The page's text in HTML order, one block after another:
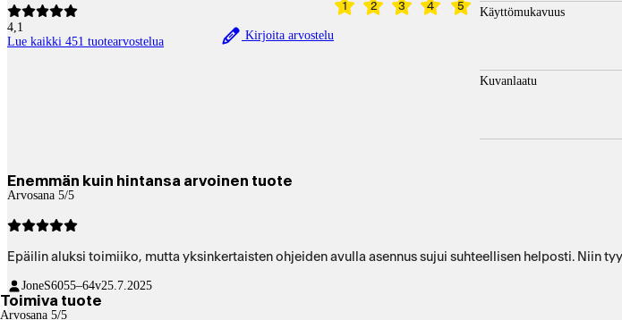
4,1
Lue kaikki 451 tuotearvostelua
Kirjoita arvostelu
1 2 3 4 5
Käyttömukavuus
Kuvanlaatu
Enemmän kuin hintansa arvoinen tuote
Arvosana 5/5
Epäilin aluksi toimiiko, mutta yksinkertaisten ohjeiden avulla asennus sujui suhteellisen helposti. Niin
JoneS6055–64v25.7.2025
Toimiva tuote
Arvosana 5/5